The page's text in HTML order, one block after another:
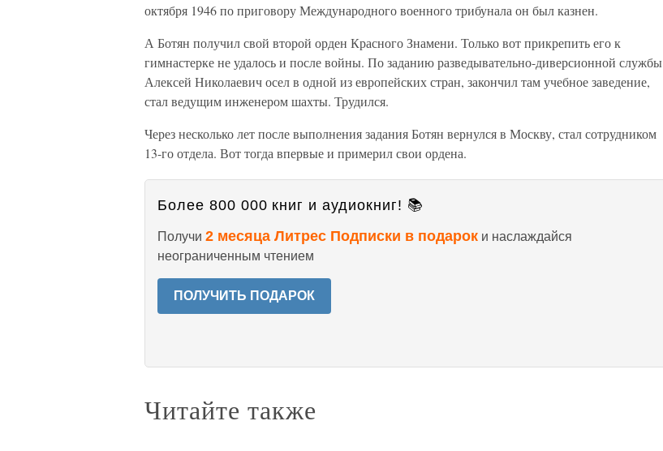
октября 1946 по приговору Международного военного трибунала он был казнен.
А Ботян получил свой второй орден Красного Знамени. Только вот прикрепить его к
гимнастерке не удалось и после войны. По заданию разведывательно-диверсионной службы
Алексей Николаевич осел в одной из европейских стран, закончил там учебное заведение,
стал ведущим инженером шахты. Трудился.
Через несколько лет после выполнения задания Ботян вернулся в Москву, стал сотрудником
13-го отдела. Вот тогда впервые и примерил свои ордена.
Более 800 000 книг и аудиокниг! 📚
Получи 2 месяца Литрес Подписки в подарок и наслаждайся
неограниченным чтением
ПОЛУЧИТЬ ПОДАРОК
Читайте также